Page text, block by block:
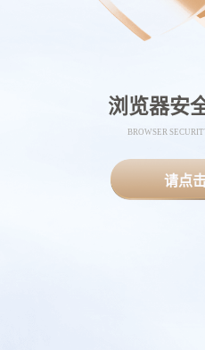
浏览器安
BROWSER
请点